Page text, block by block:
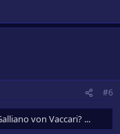
#6
von Vaccari? ...